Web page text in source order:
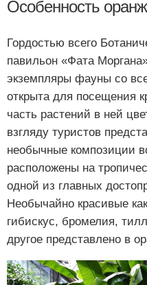
Особенность
Гордостью всего
павильон «Фата
экземпляры фауны со
открыта для посещения
часть растений в ней
взгляду туристов
необычные композиции
расположены на
одной из главных
Необычайно красивые
гибискус, бромелия,
другое представлено в